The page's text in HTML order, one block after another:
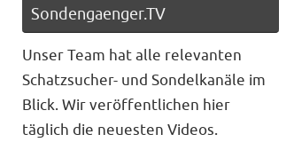
Sondengaenger.TV
Unser Team hat alle relevanten
Schatzsucher- und Sondelkanäle im
Blick. Wir veröffentlichen hier
täglich die neuesten Videos.